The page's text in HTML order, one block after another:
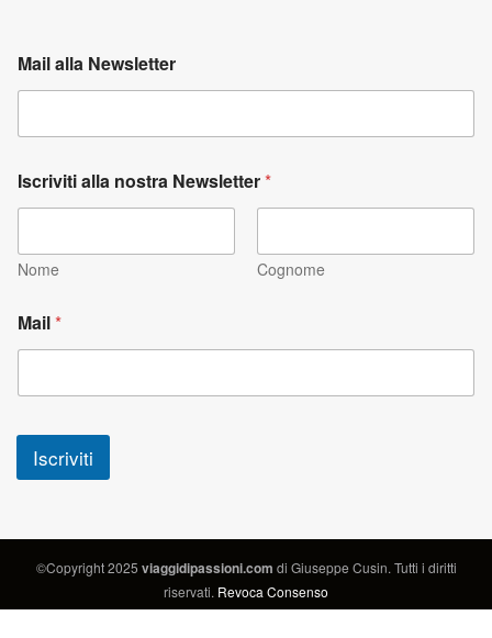
Mail alla Newsletter
Iscriviti alla nostra Newsletter*
Nome Cognome
Mail*
Iscriviti
©Copyright 2025 viaggidipassioni.com di Giuseppe Cusin. Tutti i diritti
riservati. Revoca Consenso